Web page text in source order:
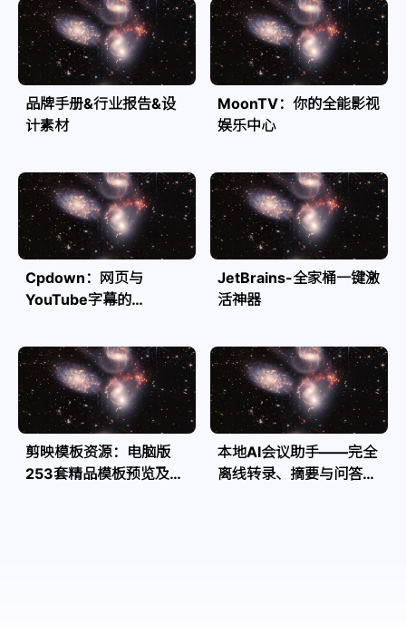
品牌手册&行业报告&设
计素材
MoonTV：你的全能影视
娱乐中心
Cpdown：网页与
YouTube字幕的
JetBrains-全家桶一键激
活神器
剪映模板资源：电脑版
253套精品模板预览及源
本地AI会议助手——完全
离线转录、摘要与问答，